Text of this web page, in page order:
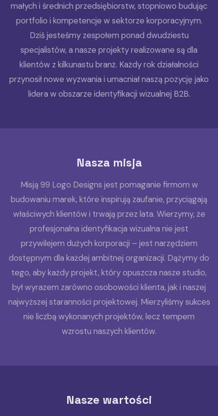
małych i średnich przedsiębiorstw, stopniowo budując
portfolio i kompetencje w sektorze korporacyjnym.
Dziś jesteśmy zespołem ponad dwudziestu
specjalistów, a nasze projekty realizowane są dla
klientów z kilkunastu branż. Każdy rok działalności
przynosił nowe wyzwania i umacniał naszą pozycję jako
lidera w obszarze identyfikacji wizualnej B2B.
Nasza misja
Misją 99 Logo Designs jest pomaganie firmom w
budowaniu marek, które inspirują zaufanie, przyciągają
właściwych klientów i trwają przez lata. Wierzymy, że
profesjonalna identyfikacja wizualna nie jest
przywilejem dużych korporacji – jest narzędziem
dostępnym dla każdej ambitnej organizacji. Dążymy do
tego, aby każdy projekt, który opuszcza nasze studio,
był wyrazem zarówno osobowości klienta, jak i naszej
najwyższej staranności projektowej. Mierzyliśmy sukces
nie liczbą wykonanych projektów, lecz tempem
wzrostu naszych klientów.
Nasze wartości